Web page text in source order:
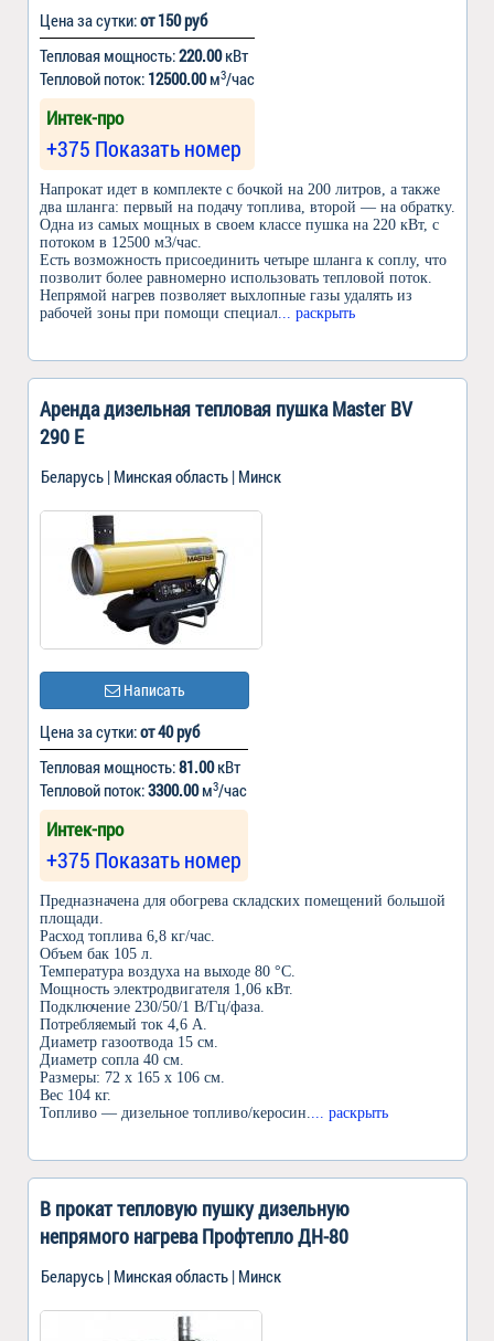
Цена за сутки:от 150 руб
Тепловая мощность:220.00кВт
Тепловой поток: 12500.00м3/час
Интек-про
+375 Показать номер
Напрокат идет в комплекте с бочкой на 200 литров, а также
два шланга: первый на подачу топлива, второй — на обратку.
Одна из самых мощных в своем классе пушка на 220 кВт, с
потоком в 12500 м3/час.
Есть возможность присоединить четыре шланга к соплу, что
позволит более равномерно использовать тепловой поток.
Непрямой нагрев позволяет выхлопные газы удалять из
рабочей зоны при помощи специал... раскрыть
Аренда дизельная тепловая пушка Master BV
290 E
Беларусь | Минская область | Минск
Написать
Цена за сутки:от 40 руб
Тепловая мощность:81.00кВт
Тепловой поток:3300.00м3/час
Интек-про
+375 Показать номер
Предназначена для обогрева складских помещений большой
площади.
Расход топлива 6,8 кг/час.
Объем бак 105 л.
Температура воздуха на выходе 80 °C.
Мощность электродвигателя 1,06 кВт.
Подключение 230/50/1 В/Гц/фаза.
Потребляемый ток 4,6 А.
Диаметр газоотвода 15 см.
Диаметр сопла 40 см.
Размеры: 72 х 165 х 106 см.
Вес 104 кг.
Топливо — дизельное топливо/керосин.... раскрыть
В прокат тепловую пушку дизельную
непрямого нагрева Профтепло ДН-80
Беларусь | Минская область | Минск